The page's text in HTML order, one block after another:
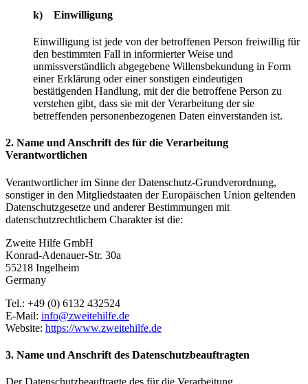
k) Einwilligung
Einwilligung ist jede von der betroffenen Person freiwillig für
den bestimmten Fall in informierter Weise und
unmissverständlich abgegebene Willensbekundung in Form
einer Erklärung oder einer sonstigen eindeutigen
bestätigenden Handlung, mit der die betroffene Person zu
verstehen gibt, dass sie mit der Verarbeitung der sie
betreffenden personenbezogenen Daten einverstanden ist.
2. Name und Anschrift des für die Verarbeitung
Verantwortlichen
Verantwortlicher im Sinne der Datenschutz-Grundverordnung,
sonstiger in den Mitgliedstaaten der Europäischen Union geltenden
Datenschutzgesetze und anderer Bestimmungen mit
datenschutzrechtlichem Charakter ist die:
Zweite Hilfe GmbH
Konrad-Adenauer-Str. 30a
55218 Ingelheim
Germany
Tel.: +49 (0) 6132 432524
E-Mail: info@zweitehilfe.de
Website: https://www.zweitehilfe.de
3. Name und Anschrift des Datenschutzbeauftragten